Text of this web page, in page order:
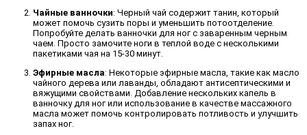
Чайные ванночки: Черный чай содержит танин, который
может помочь сузить поры и уменьшить потоотделение.
Попробуйте делать ванночки для ног с заваренным черным
чаем. Просто замочите ноги в теплой воде с несколькими
пакетиками чая на 15-30 минут.
Эфирные масла: Некоторые эфирные масла, такие как масло
чайного дерева или лаванды, обладают антисептическими и
вяжущими свойствами. Добавление нескольких капель в
ванночку для ног или использование в качестве массажного
масла может помочь контролировать потливость и улучшить
запах ног.